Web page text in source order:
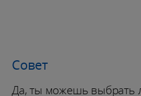
Совет
Да, ты можешь выбрать